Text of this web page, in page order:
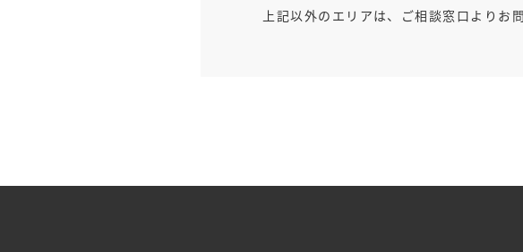
上記以外のエリアは、ご相談窓口よりお